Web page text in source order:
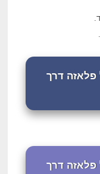
פלאזה דרך
פלאזה דרך